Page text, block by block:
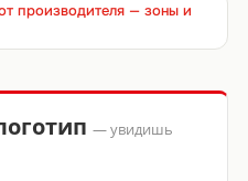
производителя — зоны и
— увидишь